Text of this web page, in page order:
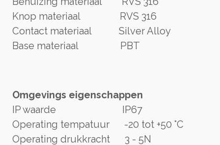
Knop materiaal RVS 316
Contact materiaal Silver Alloy
Base materiaal PBT
Omgevings eigenschappen
IP waarde IP67
Operating tempatuur -20 tot +50 °C
Operating drukkracht 3 - 5N